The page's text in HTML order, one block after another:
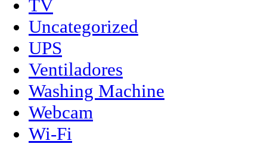
TV
Uncategorized
UPS
Ventiladores
Washing Machine
Webcam
Wi-Fi